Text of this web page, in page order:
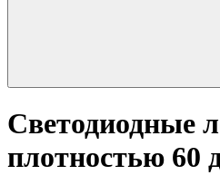
Светодиодные
плотностью 60